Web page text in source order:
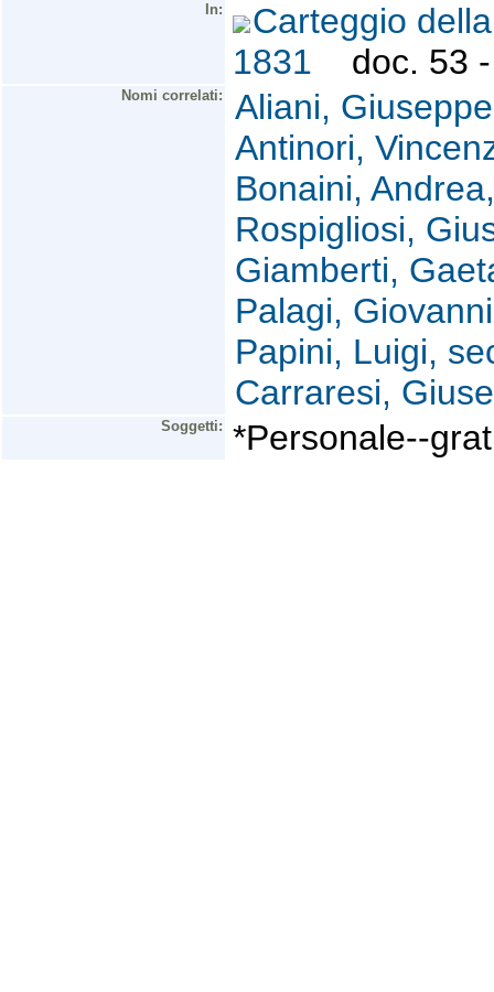
In:
Carteggio
1831
doc. 53
Nomi correlati:
Aliani,
Antinori,
Bonaini,
Rospigliosi,
Giamberti,
Palagi,
Papini, Luigi,
Carraresi,
Soggetti: *Personale--